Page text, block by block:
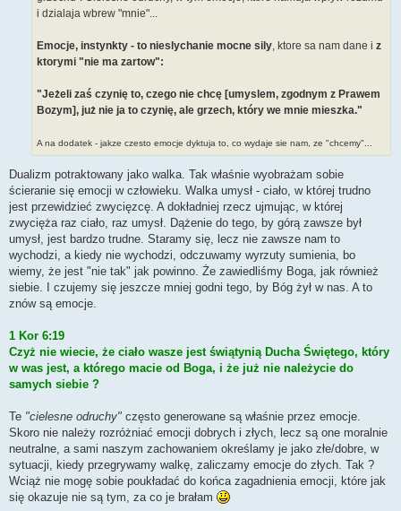
i dzialaja wbrew "mnie"...
Emocje, instynkty - to nieslychanie mocne sily, ktore sa nam dane i z
ktorymi "nie ma zartow":
"Jeżeli zaś czynię to, czego nie chcę [umyslem, zgodnym z Prawem
Bozym], już nie ja to czynię, ale grzech, który we mnie mieszka."
A na dodatek - jakze czesto emocje dyktuja to, co wydaje sie nam, ze "chcemy"...
Dualizm potraktowany jako walka. Tak właśnie wyobrażam sobie
ścieranie się emocji w człowieku. Walka umysł - ciało, w której trudno
jest przewidzieć zwycięzcę. A dokładniej rzecz ujmując, w której
zwycięża raz ciało, raz umysł. Dążenie do tego, by górą zawsze był
umysł, jest bardzo trudne. Staramy się, lecz nie zawsze nam to
wychodzi, a kiedy nie wychodzi, odczuwamy wyrzuty sumienia, bo
wiemy, że jest "nie tak" jak powinno. Że zawiedliśmy Boga, jak również
siebie. I czujemy się jeszcze mniej godni tego, by Bóg żył w nas. A to
znów są emocje.
1 Kor 6:19
Czyż nie wiecie, że ciało wasze jest świątynią Ducha Świętego, który
w was jest, a którego macie od Boga, i że już nie należycie do
samych siebie ?
Te "cielesne odruchy" często generowane są właśnie przez emocje.
Skoro nie należy rozróżniać emocji dobrych i złych, lecz są one moralnie
neutralne, a sami naszym zachowaniem określamy je jako złe/dobre, w
sytuacji, kiedy przegrywamy walkę, zaliczamy emocje do złych. Tak ?
Wciąż nie mogę sobie poukładać do końca zagadnienia emocji, które jak
się okazuje nie są tym, za co je brałam